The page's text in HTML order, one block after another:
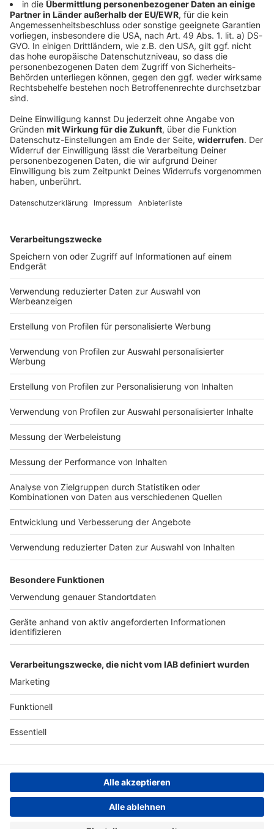
Ein Toter und sechs Verletzte bei Unfall mit
Transporter
Ein Kleintransporter kommt von der Straße ab und
überschlägt sich. Einer der sieben Insassen stirbt,
DEINE GEMERKTEN ARTIKEL
Du hast dir noch keine Artikel gemerkt
Markiere sie hierfür mit einem
Impressum
Nutzungsbedingungen
Jobs
Presse
Werben
Archiv
ANTENNE BAYERN GROUP
Stiftung ANTENNE BAYERN
hilft
Teilnahmebedingungen
Grounding Page ANTENNE
BAYERN
Kontakt
Studio-Hotline
Verkehrs-Hotline
Datenschutz­erklärung
einstellungen
Persönliche Datenkontrolle
Newsletter